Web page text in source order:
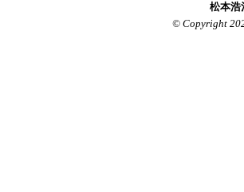
松本
© Copyright